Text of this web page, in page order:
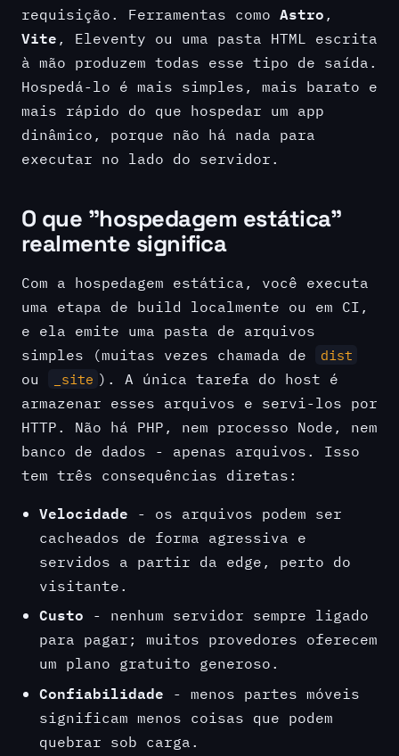
requisição. Ferramentas como Astro ,
Vite , Eleventy ou uma pasta HTML escrita
à mão produzem todas esse tipo de saída.
Hospedá-lo é mais simples, mais barato e
mais rápido do que hospedar um app
dinâmico, porque não há nada para
executar no lado do servidor.
O que "hospedagem estática"
realmente significa
Com a hospedagem estática, você executa
uma etapa de build localmente ou em CI,
e ela emite uma pasta de arquivos
simples (muitas vezes chamada de
dist
ou _site ). A única tarefa do host é
armazenar esses arquivos e servi-los por
HTTP. Não há PHP, nem processo Node, nem
banco de dados - apenas arquivos. Isso
tem três consequências diretas:
Velocidade - os arquivos podem ser
cacheados de forma agressiva e
servidos a partir da edge, perto do
visitante.
Custo - nenhum servidor sempre ligado
para pagar; muitos provedores oferecem
um plano gratuito generoso.
Confiabilidade - menos partes móveis
significam menos coisas que podem
quebrar sob carga.